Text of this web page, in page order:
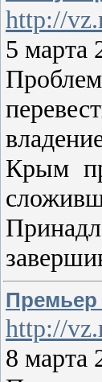
http://
5 марта
Крым
Премьер
http://
8 марта